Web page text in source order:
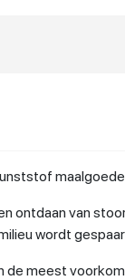
ontdaan van
wordt
de meest